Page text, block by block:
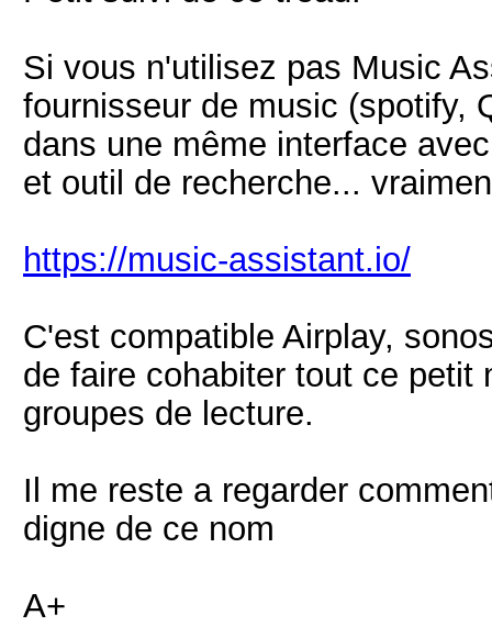
Si vous n'utilisez pas Music
fournisseur de music (spotify,
dans une même interface
et outil de recherche...
https://music-assistant.io/
C'est compatible Airplay,
de faire cohabiter tout ce petit
groupes de lecture.
Il me reste a regarder
digne de ce nom
A+